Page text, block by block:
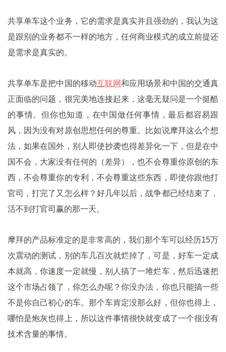
共享单车这个业务，它的需求是真实并且强劲的，我认为这
是跟别的业务都不一样的地方，任何商业模式的成立前提还
是需求是真实的。
共享单车是把中国的移动互联网和应用场景和中国的交通真
正面临的问题，很完美地连接起来，这毫无疑问是一个挺酷
的事情。但你也知道，在中国做任何事情，最后都容易跟
风，因为没有对原创思想任何的尊重。比如说摩拜这么个想
法，如果在国外，别人即使抄袭也得差异化一下，但是在中
国不会，大家没有任何的（差异），也不会尊重你原创的东
西，不会尊重你的专利，不会尊重这些东西，即使你跟他打
官司，打完了又怎么样？好几年以后，战争都已经结束了，
活不到打官司赢的那一天。
摩拜的产品标准定的是非常高的，我们那个车可以经历15万
次震动的测试，别的车几百次就烂掉了，可是，好车一定成
本就高，你速度一定就慢，别人搞了一堆烂车，然后迅速把
这个市场占领了，你怎么办呢？你没办法，你也只能搞一些
不是你自己初心的车。那个车肯定没那么好，但你也得上，
哪怕是炮灰也得上，所以这件事情很快就变成了一个很没有
技术含量的事情。